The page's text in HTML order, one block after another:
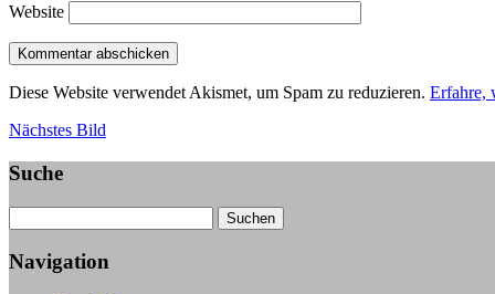
Website
Diese Website verwendet Akismet, um Spam zu reduzieren. Erfahre,
Nächstes Bild
Suche
Navigation